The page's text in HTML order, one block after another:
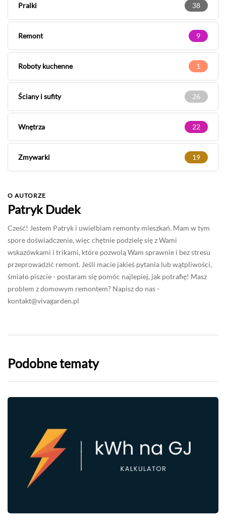
Pralki 38
Remont 9
Roboty kuchenne 1
Ściany i sufity 26
Wnętrza 22
Zmywarki 19
O AUTORZE
Patryk Dudek
Cześć! Jestem Patryk i uwielbiam remonty mieszkań. Mam w tym
spore doświadczenie, więc chętnie podzielę się z Wami
wskazówkami i trikami, które pozwolą Wam sprawnie i bez stresu
przeprowadzić remont. Jeśli macie jakieś pytania lub wątpliwości,
śmiało piszcie - postaram się pomóc najlepiej, jak potrafię! Masz
problem z domowym remontem? Napisz do nas -
kontakt@vivagarden.pl
Podobne tematy